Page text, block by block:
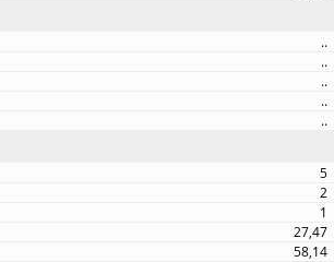
..
..
..
..
..
5
2
1
27,47
58,14